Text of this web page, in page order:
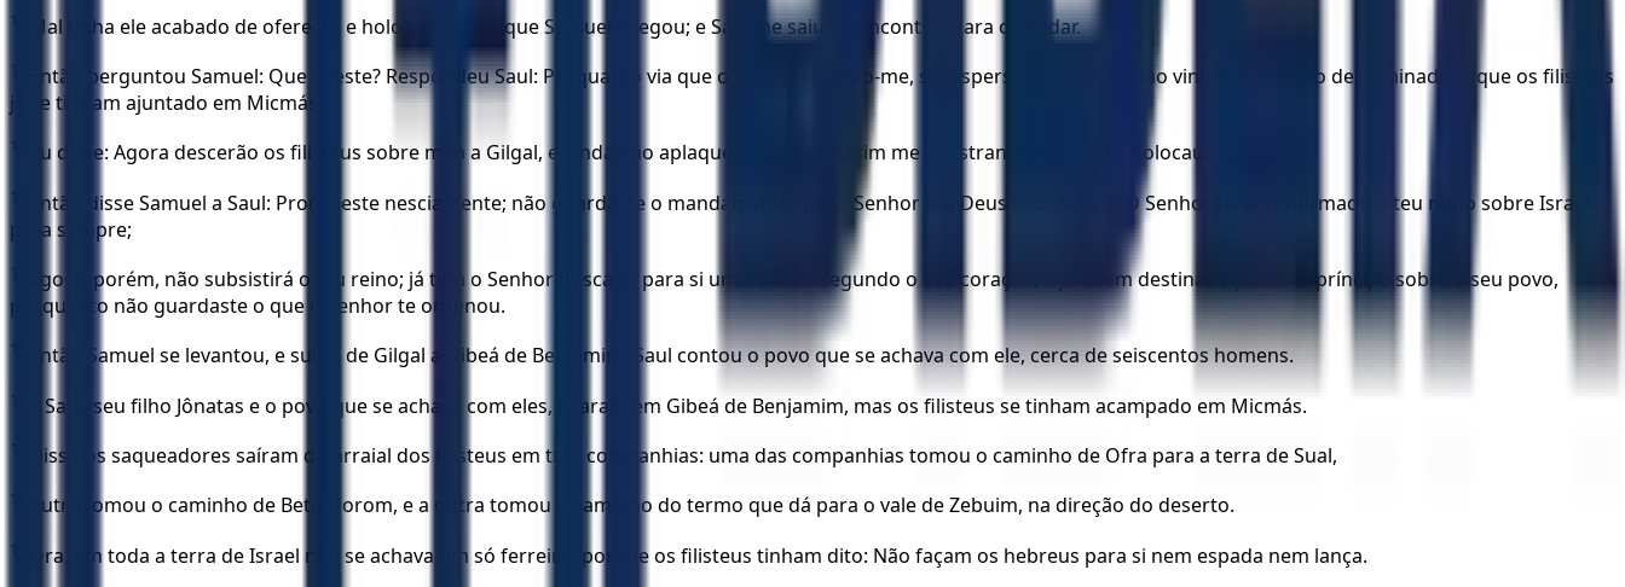
10 Mal tinha ele acabado de oferecer e holocausto, eis que Samuel chegou; e Saul lhe saiu ao encontro, para o saudar.
11
Então perguntou Samuel: Que fizeste? Respondeu Saul: Porquanto via que o povo, deixando-me, se dispersava, e que tu nao vinhas no tempo determinado, e que os filisteus
já se tinham ajuntado em Micmás,
12 eu disse: Agora descerão os filisteus sobre mim a Gilgal, e ainda não aplaquei o Senhor. Assim me constrangi e ofereci o holocausto.
13
Então disse Samuel a Saul: Procedeste nesciamente; não guardaste o mandamento que o Senhor teu Deus te ordenou. O Senhor teria confirmado o teu reino sobre Israel
para sempre;
14
agora, porém, não subsistirá o teu reino; já tem o Senhor buscado para si um homem segundo o seu coração, e já o tem destinado para ser príncipe sobre o seu povo,
porquanto não guardaste o que o Senhor te ordenou.
15 Então Samuel se levantou, e subiu de Gilgal a Gibeá de Benjamim. Saul contou o povo que se achava com ele, cerca de seiscentos homens.
16 E Saul, seu filho Jônatas e o povo que se achava com eles, ficaram em Gibeá de Benjamim, mas os filisteus se tinham acampado em Micmás.
17 Nisso os saqueadores saíram do arraial dos filisteus em três companhias: uma das companhias tomou o caminho de Ofra para a terra de Sual,
18 outra tomou o caminho de Bete-Horom, e a outra tomou o caminho do termo que dá para o vale de Zebuim, na direção do deserto.
19 Ora, em toda a terra de Israel não se achava um só ferreiro; porque os filisteus tinham dito: Não façam os hebreus para si nem espada nem lança.